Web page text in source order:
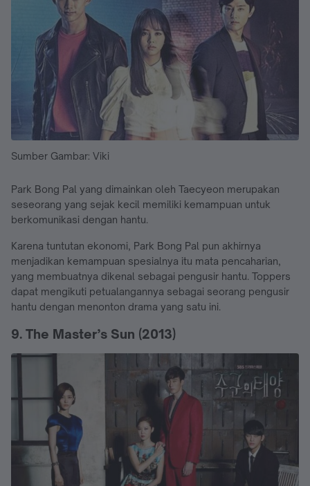
Sumber Gambar: Viki
Park Bong Pal yang dimainkan oleh Taecyeon merupakan
seseorang yang sejak kecil memiliki kemampuan untuk
berkomunikasi dengan hantu.
Karena tuntutan ekonomi, Park Bong Pal pun akhirnya
menjadikan kemampuan spesialnya itu mata pencaharian,
yang membuatnya dikenal sebagai pengusir hantu. Toppers
dapat mengikuti petualangannya sebagai seorang pengusir
hantu dengan menonton drama yang satu ini.
9. The Master’s Sun (2013)